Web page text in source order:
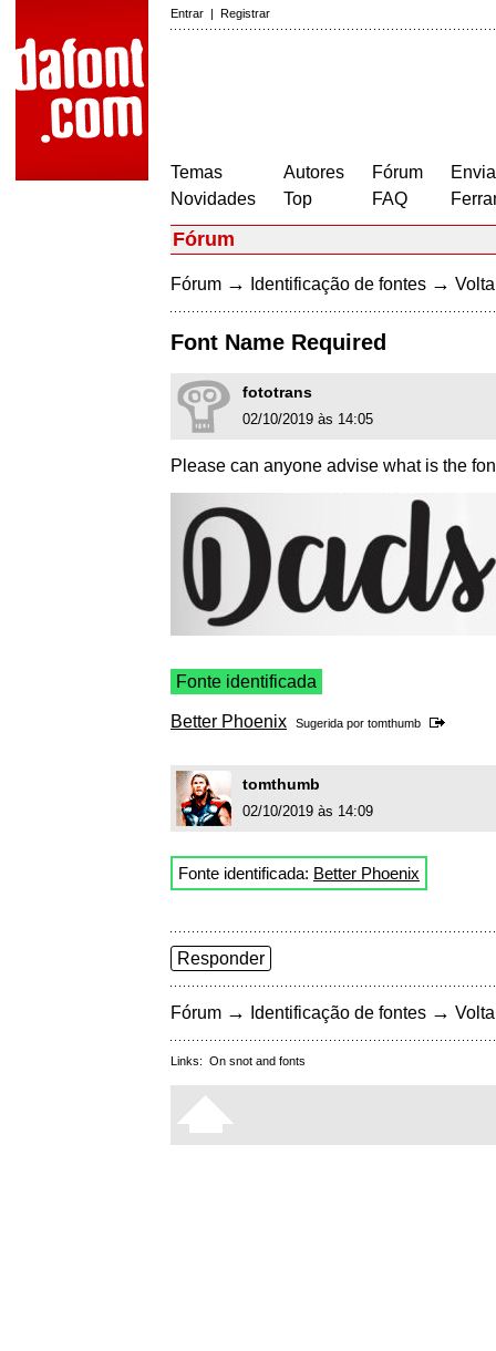
Entrar | Registrar
Temas
Novidades
Autores
Top
Fórum
FAQ
Fórum
Fórum → Identificação de fontes →
Font Name Required
fototrans
02/10/2019 às 14:05
Please can anyone advise what is the
Fonte identificada
Better Phoenix Sugerida por tomthumb
tomthumb
02/10/2019 às 14:09
Fonte identificada: Better Phoenix
Responder
Fórum → Identificação de fontes →
Links: On snot and fonts